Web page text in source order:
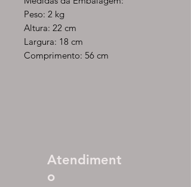
Peso: 2 kg
Altura: 22 cm
Largura: 18 cm
Comprimento: 56 cm
Atendiment
o